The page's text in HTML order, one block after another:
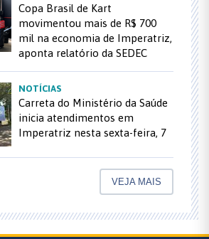
Copa Brasil de Kart
movimentou mais de R$ 700
mil na economia de Imperatriz,
aponta relatório da SEDEC
NOTÍCIAS
Carreta do Ministério da Saúde
inicia atendimentos em
Imperatriz nesta sexta-feira, 7
VEJA MAIS